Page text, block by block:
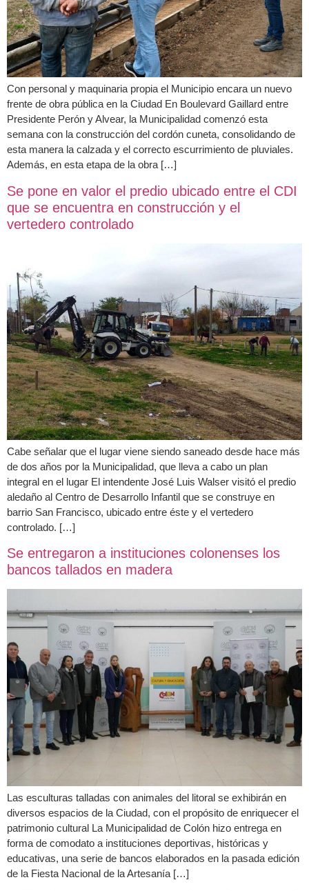
Con personal y maquinaria propia el Municipio encara un nuevo
frente de obra pública en la Ciudad En Boulevard Gaillard entre
Presidente Perón y Alvear, la Municipalidad comenzó esta
semana con la construcción del cordón cuneta, consolidando de
esta manera la calzada y el correcto escurrimiento de pluviales.
Además, en esta etapa de la obra […]
Se pone en valor el predio ubicado entre el CDI
que se encuentra en construcción y el
vertedero controlado
Cabe señalar que el lugar viene siendo saneado desde hace más
de dos años por la Municipalidad, que lleva a cabo un plan
integral en el lugar El intendente José Luis Walser visitó el predio
aledaño al Centro de Desarrollo Infantil que se construye en
barrio San Francisco, ubicado entre éste y el vertedero
controlado. […]
Se entregaron a instituciones colonenses los
bancos tallados en madera
Las esculturas talladas con animales del litoral se exhibirán en
diversos espacios de la Ciudad, con el propósito de enriquecer el
patrimonio cultural La Municipalidad de Colón hizo entrega en
forma de comodato a instituciones deportivas, históricas y
educativas, una serie de bancos elaborados en la pasada edición
de la Fiesta Nacional de la Artesanía […]